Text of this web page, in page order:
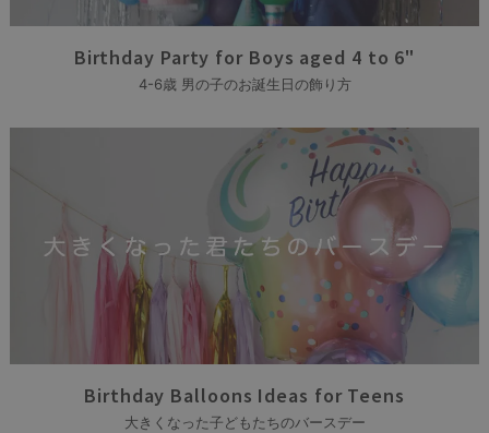
Birthday Party for Boys aged 4 to 6"
4-6歳 男の子のお誕生日の飾り方
Birthday Balloons Ideas for Teens
大きくなった子どもたちのバースデー